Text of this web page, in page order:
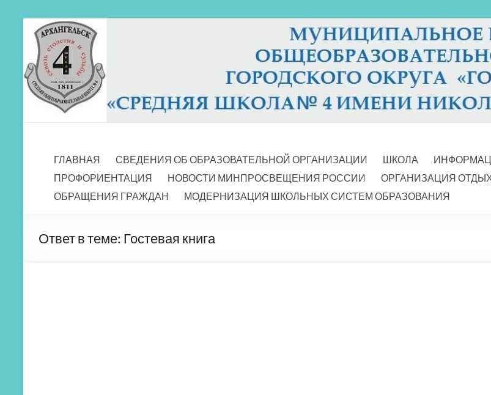
Перейти
содержимому
МБОУ СШ 4
ГЛАВНАЯ
СВЕДЕНИЯ ОБ ОБРАЗОВАТЕЛЬНОЙ ОРГАНИЗАЦИИ ШКОЛА
ПРОФОРИЕНТАЦИЯ
НОВОСТИ МИНПРОСВЕЩЕНИЯ РОССИИ ОРГАНИЗАЦИЯ
ОБРАЩЕНИЯ ГРАЖДАН
МОДЕРНИЗАЦИЯ ШКОЛЬНЫХ СИСТЕМ ОБРАЗОВАНИЯ
Ответ в теме: Гостевая книга